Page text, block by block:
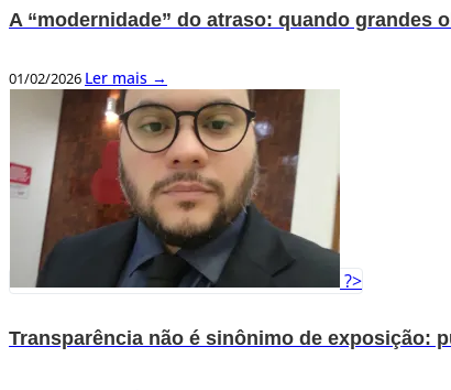
A “modernidade” do atraso: quando grandes
01/02/2026 Ler mais →
?>
Transparência não é sinônimo de exposição: